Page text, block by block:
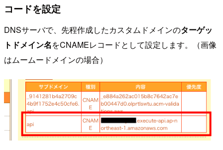
コードを設定
DNSサーバで、先程作成したカスタムドメインのターゲッ
トドメイン名をCNAMEレコードとして設定します。（画像
はムームードメインの場合）